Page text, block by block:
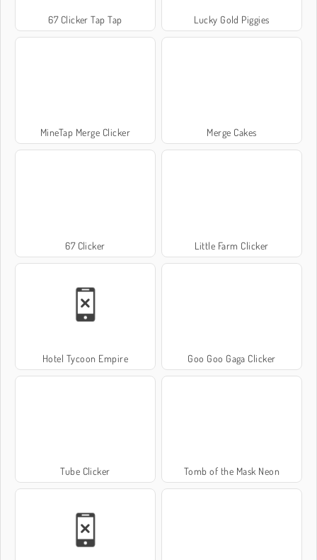
67 Clicker Tap Tap Lucky Gold Piggies
MineTap Merge Clicker Merge Cakes
67 Clicker Little Farm Clicker
Hotel Tycoon Empire Goo Goo Gaga Clicker
Tube Clicker Tomb of the Mask Neon